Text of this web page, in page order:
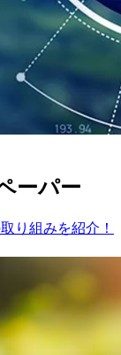
ーパー
り組みを紹介！